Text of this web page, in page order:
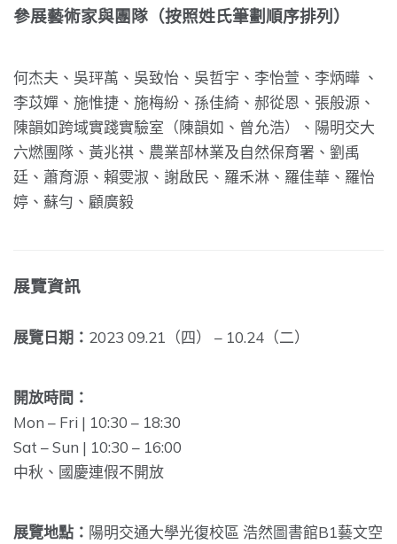
參展藝術家與團隊（按照姓氏筆劃順序排列）
何杰夫、吳玶萭、吳致怡、吳哲宇、李怡萱、李炳曄 、
李苡嬋、施惟捷、施梅紛、 孫佳綺、郝從恩、張般源、
陳韻如跨域實踐實驗室（陳韻如、曾允浩）、陽明交大
六燃團隊、黃兆祺、 農業部林業及自然保育署 、 劉禹
廷、蕭育源、賴雯淑、謝啟民、羅禾淋、羅佳華、羅怡
婷、蘇勻、顧廣毅
展覽資訊
展覽日期： 2023 09.21（四） – 10.24（二）
開放時間：
Mon – Fri | 10:30 – 18:30
Sat – Sun | 10:30 – 16:00
中秋、國慶連假不開放
展覽地點： 陽明交通大學光復校區 浩然圖書館B1藝文空